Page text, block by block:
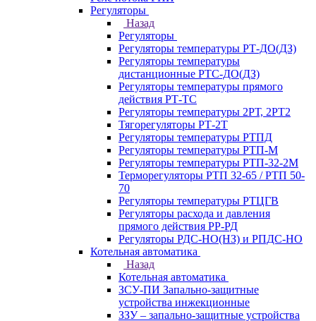
Регуляторы
Назад
Регуляторы
Регуляторы температуры РТ-ДО(ДЗ)
Регуляторы температуры
дистанционные РТС-ДО(ДЗ)
Регуляторы температуры прямого
действия РТ-ТС
Регуляторы температуры 2РТ, 2РT2
Тягорегуляторы РТ-2Т
Регуляторы температуры РТПД
Регуляторы температуры РТП-M
Регуляторы температуры РТП-32-2М
Терморегуляторы РТП 32-65 / РТП 50-
70
Регуляторы температуры РТЦГВ
Регуляторы расхода и давления
прямого действия РР-РД
Регуляторы РДС-НО(НЗ) и РПДС-НО
Котельная автоматика
Назад
Котельная автоматика
ЗСУ-ПИ Запально-защитные
устройства инжекционные
ЗЗУ – запально-защитные устройства